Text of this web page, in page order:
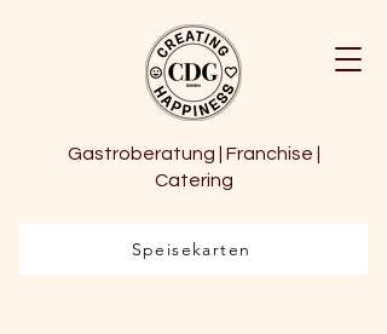
Gastroberatung | Franchise |
Catering
Speisekarten